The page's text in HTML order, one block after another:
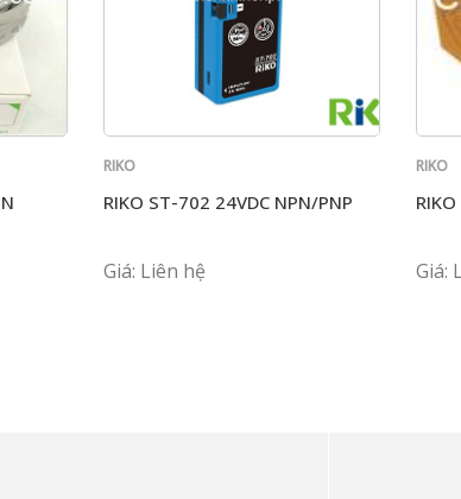
RIKO
RIKO ST-702 24VDC NPN/PNP
Giá: Liên hệ
RIKO
Giá: